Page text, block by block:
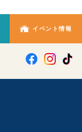
イベント情報